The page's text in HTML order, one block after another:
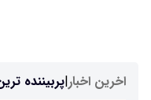
اخرین اخبار|پربیننده